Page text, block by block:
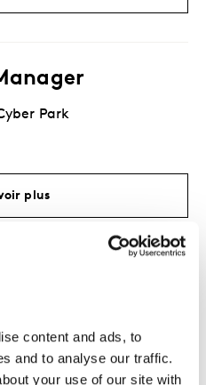
content and ads, to
and to analyse our traffic.
your use of our site with
Park
plus